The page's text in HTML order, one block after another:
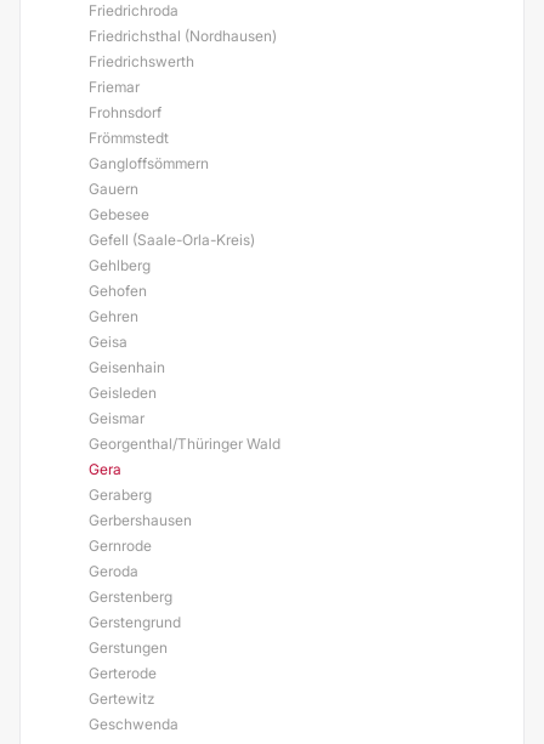
Friedrichroda
Friedrichsthal (Nordhausen)
Friedrichswerth
Friemar
Frohnsdorf
Frömmstedt
Gangloffsömmern
Gauern
Gebesee
Gefell (Saale-Orla-Kreis)
Gehlberg
Gehofen
Gehren
Geisa
Geisenhain
Geisleden
Geismar
Georgenthal/Thüringer Wald
Gera
Geraberg
Gerbershausen
Gernrode
Geroda
Gerstenberg
Gerstengrund
Gerstungen
Gerterode
Gertewitz
Geschwenda